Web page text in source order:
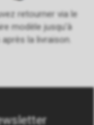
retourner via le
modèle jusqu'à
après la livraison.